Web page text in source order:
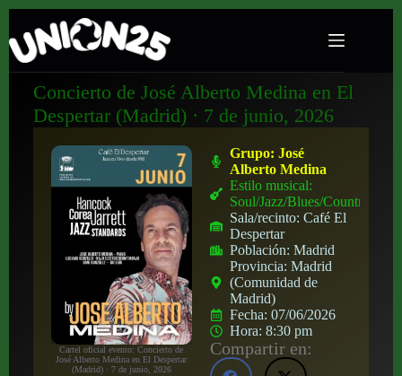
Concierto de José Alberto Medina en El
Despertar (Madrid) · 7 de junio, 2026
Cartel oficial evento: Concierto de
José Alberto Medina en El Despertar
(Madrid) · 7 de junio, 2026
Grupo:José
Alberto Medina
Estilo musical:
Soul/Jazz/Blues/Country
Sala/recinto:Café El
Despertar
Población:Madrid
Provincia:Madrid
(Comunidad de
Madrid)
Fecha:07/06/2026
Hora:8:30 pm
Compartir en: